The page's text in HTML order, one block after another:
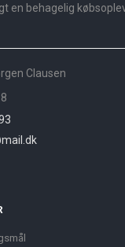
en behagelig
Clausen